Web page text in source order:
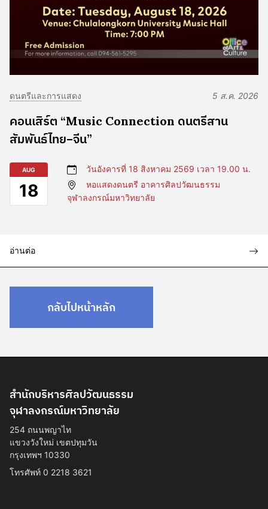
ดนตรีและการแสดง 5 ส.ค. 2026
คอนเสิร์ต “Music Connection ดนตรีสาน
สัมพันธ์ไทย–จีน”
AUG
18
วันอังคารที่ 18 สิงหาคม 2569 เวลา 19.00 น.
หอแสดงดนตรี อาคารศิลปวัฒนธรรม
จุฬาลงกรณ์มหาวิทยาลัย
อ่านต่อ
กลับไปหน้าหลัก
สำนักบริหารศิลปวัฒนธรรม
จุฬาลงกรณ์มหาวิทยาลัย
254 ถนนพญาไท
แขวงวังใหม่ เขตปทุมวัน
กรุงเทพฯ 10330
โทรศัพท์ 0 2218 3621